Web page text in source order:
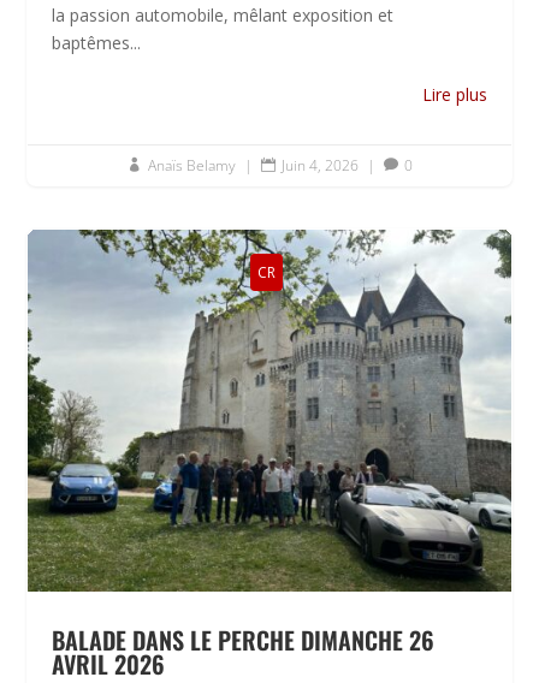
la passion automobile, mêlant exposition et
baptêmes...
Lire plus
 Anaïs Belamy |  Juin 4, 2026 |  0
CR
BALADE DANS LE PERCHE DIMANCHE 26
AVRIL 2026